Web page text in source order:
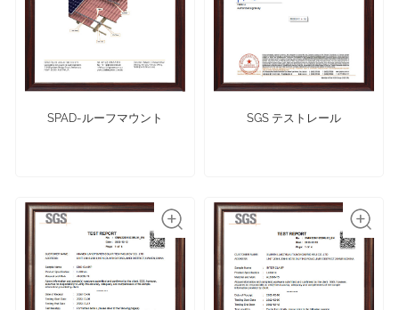
SPAD-ルーフマウント SGS テストレール